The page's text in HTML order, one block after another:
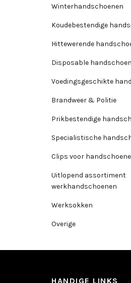
Winterhandschoenen
Koudebestendige
Hittewerende
Disposable
Voedingsgeschikte
Brandweer & Politie
Prikbestendige
Specialistische
Clips voor
Uitlopend assortiment
werkhandschoenen
Werksokken
Overige
HANDIGE LINKS